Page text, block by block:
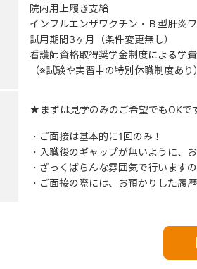
院内用上履き支給
インフルエンザワクチン・Ｂ型肝炎
試用期間3ヶ月（条件変更無し）
看護師資格取得奨学金制度による学
（※試験や実習中の特別休職制度あり）
★まずは見学のみのご希望でもOK
・ご面接は基本的に1回のみ！
・入職後のギャップが無いように、
・ざっくばらんな雰囲気で行います
・ご面接の際には、お預かりした履